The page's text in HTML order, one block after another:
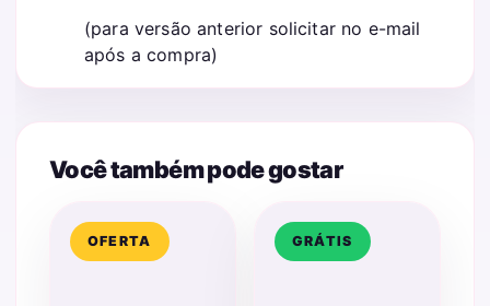
(para versão anterior solicitar no e-mail
após a compra)
Você também pode gostar
OFERTA GRÁTIS